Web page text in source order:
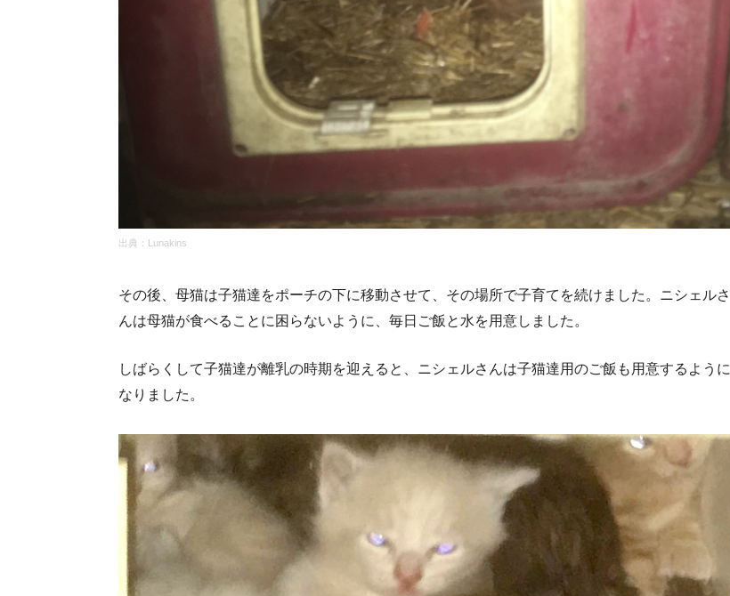
出典：Lunakins
その後、母猫は子猫達をポーチの下に移動させて、その場所で子育てを続けました。ニシェルさ
んは母猫が食べることに困らないように、毎日ご飯と水を用意しました。
しばらくして子猫達が離乳の時期を迎えると、ニシェルさんは子猫達用のご飯も用意するように
なりました。